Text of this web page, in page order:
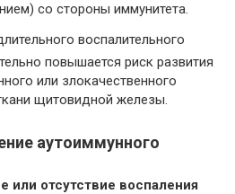
со стороны иммунитета.
воспалительного
повышается риск развития
или злокачественного
щитовидной железы.
аутоиммунного
или отсутствие воспаления